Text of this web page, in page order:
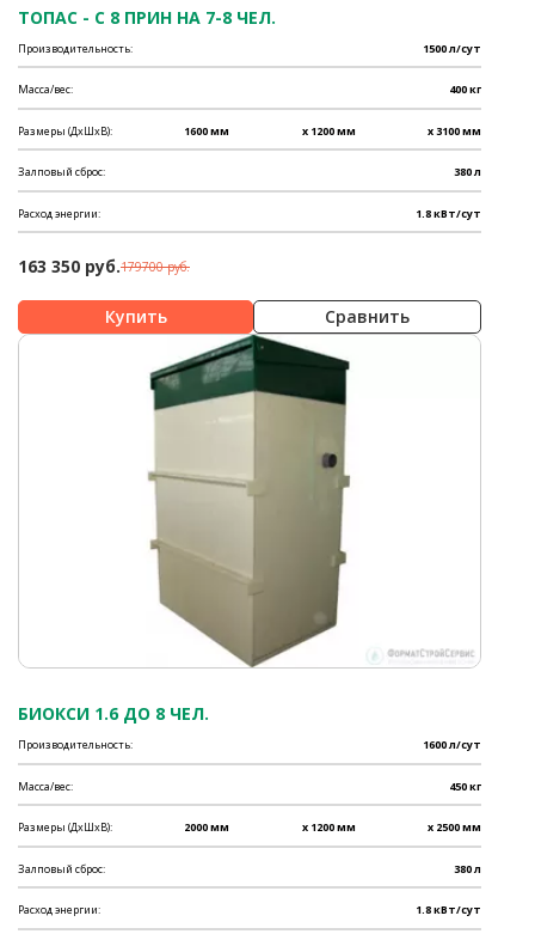
ТОПАС - C 8 ПРИН НА 7-8 ЧЕЛ.
Производительность: 1500 л/сут
Масса/вес: 400 кг
Размеры (ДхШхВ): 1600 мм x 1200 мм x 3100 мм
Залповый сброс: 380 л
Расход энергии: 1.8 кВт/сут
163 350 руб.179700 руб.
Сравнить
БИОКСИ 1.6 ДО 8 ЧЕЛ.
Производительность: 1600 л/сут
Масса/вес: 450 кг
Размеры (ДхШхВ): 2000 мм x 1200 мм x 2500 мм
Залповый сброс: 380 л
Расход энергии: 1.8 кВт/сут